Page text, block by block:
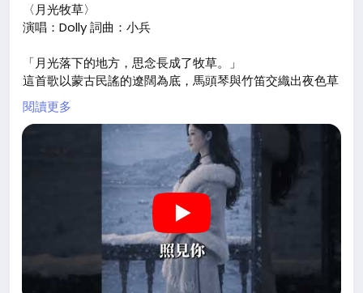
〈月光牧草〉
演唱：Dolly 詞曲：小兵
「月光落下的地方，思念長成了牧草。」
這首歌以蒙古民謠的遼闊為底，馬頭琴與竹笛交織出夜色草
原的呼吸。
Dolly的嗓音高遠而清澈，像把思念唱進月光裡。弦樂在緩
慢節奏中層層展開，將孤獨釀成溫柔的守望。
不是呼喚歸來，而是在漫長的黑夜裡，靜靜成為一盞不滅的
「她們的歌聲，讓我文思泉湧，好樣的...」
= 圖片為Dolly本人，由AI依照相片生成
閱讀更多